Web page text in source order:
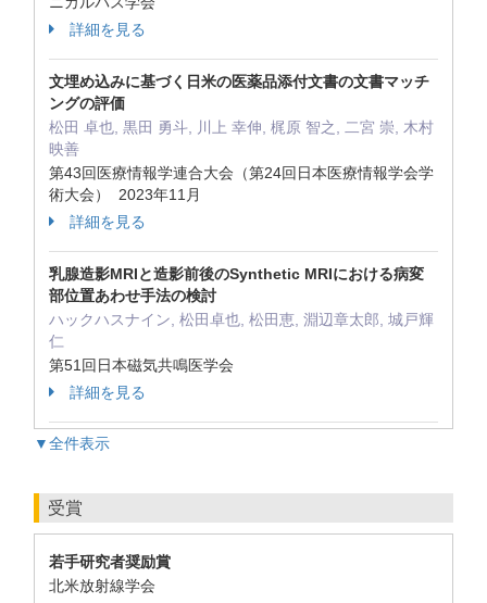
詳細を見る
文埋め込みに基づく日米の医薬品添付文書の文書マッチ
ングの評価
松田 卓也, 黒田 勇斗, 川上 幸伸, 梶原 智之, 二宮 崇, 木村
映善
第43回医療情報学連合大会（第24回日本医療情報学会学
術大会） 2023年11月
詳細を見る
乳腺造影MRIと造影前後のSynthetic MRIにおける病変
部位置あわせ手法の検討
ハックハスナイン, 松田卓也, 松田恵, 淵辺章太郎, 城戸輝
仁
第51回日本磁気共鳴医学会
詳細を見る
▼全件表示
受賞
若手研究者奨励賞
北米放射線学会